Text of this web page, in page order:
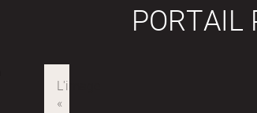
PORTAIL